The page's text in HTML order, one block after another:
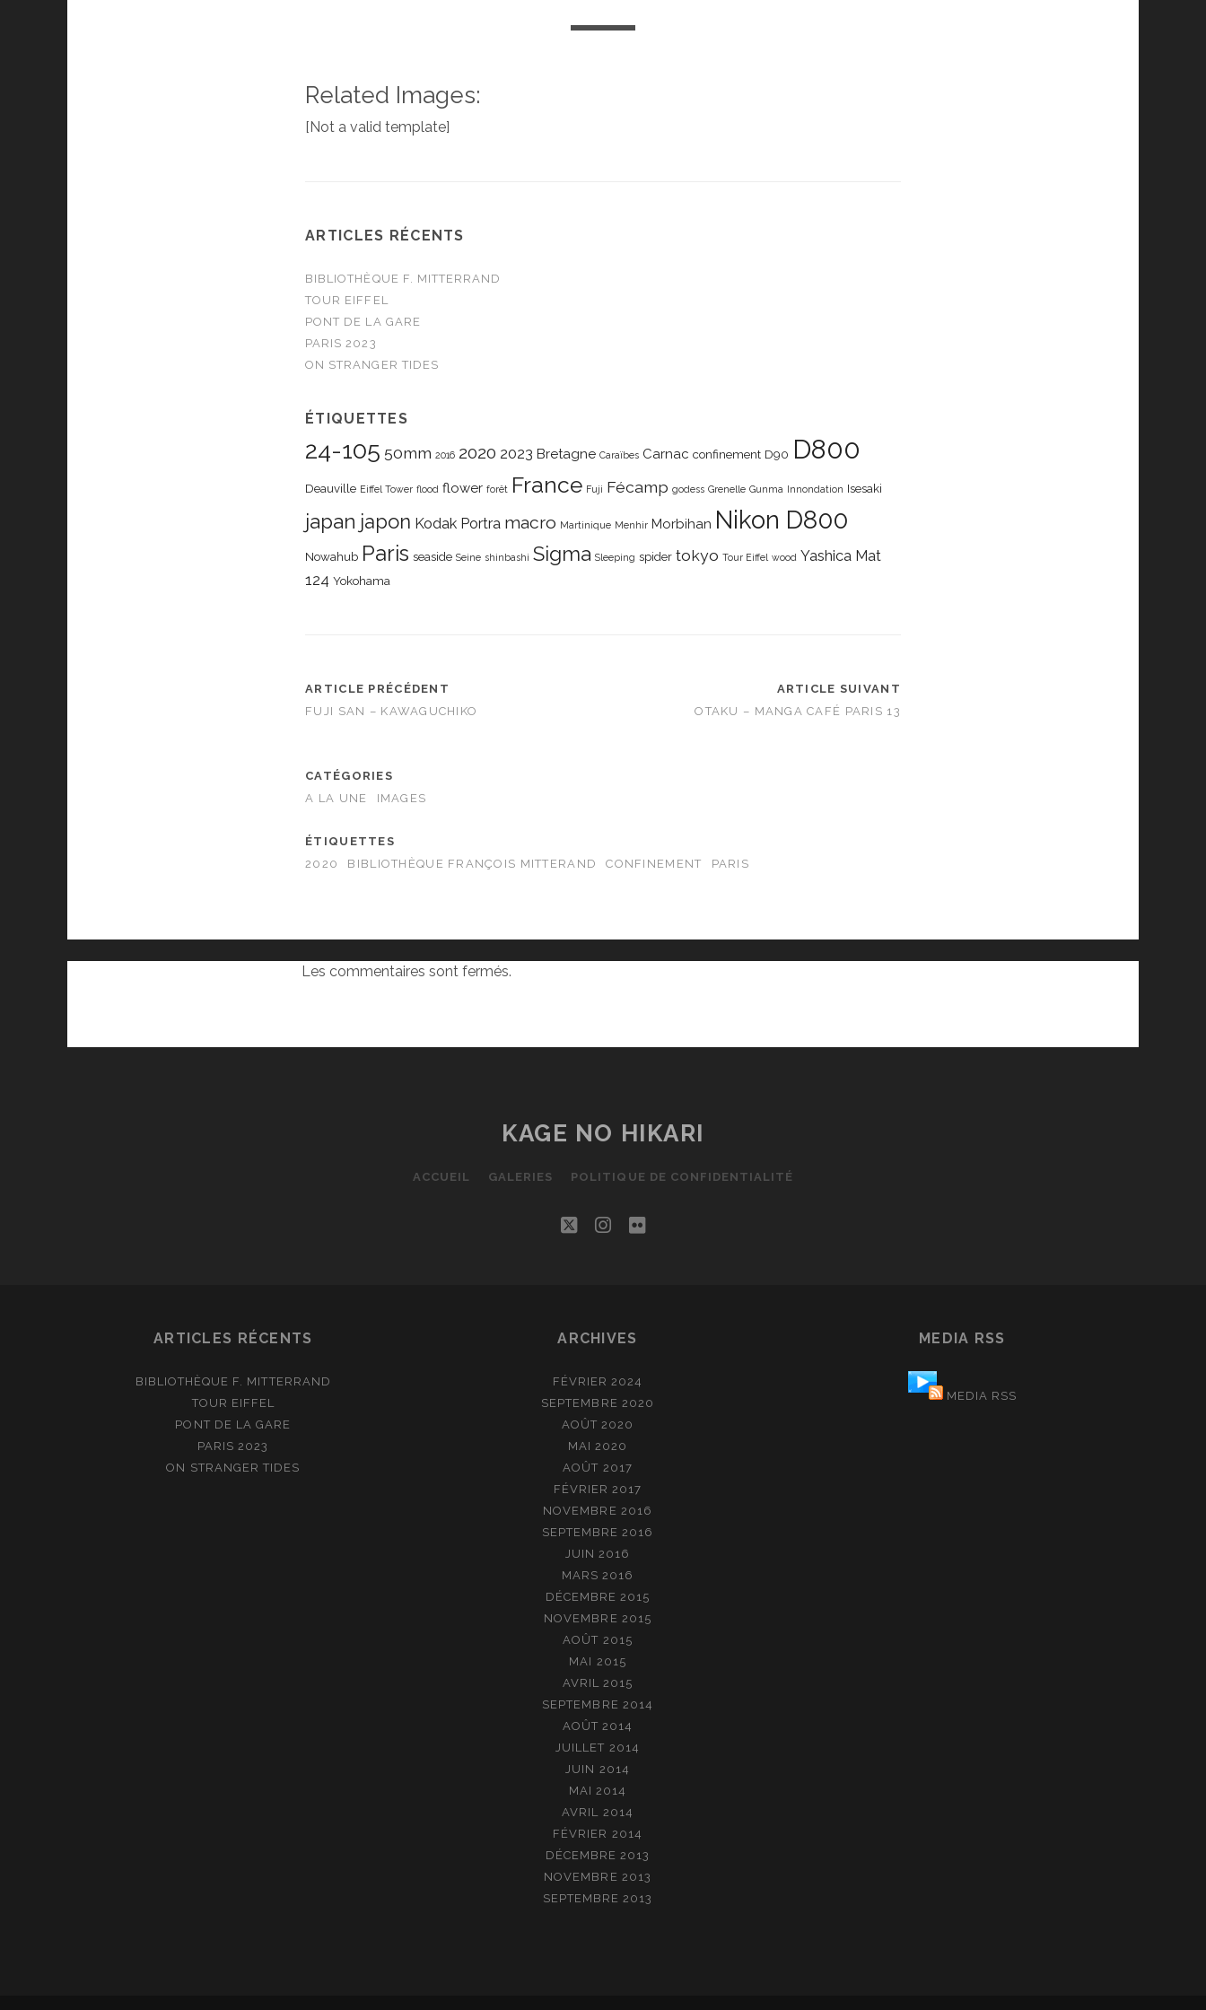
Related Images:
[Not a valid template]
ARTICLES RÉCENTS
BIBLIOTHÈQUE F. MITTERRAND
TOUR EIFFEL
PONT DE LA GARE
PARIS 2023
ON STRANGER TIDES
ÉTIQUETTES
24-105 50mm 2016 2020 2023 Bretagne Caraïbes Carnac confinement D90 D800
Deauville Eiffel Tower flood flower forêt France Fuji Fécamp godess Grenelle Gunma Innondation Isesaki
japan japon Kodak Portra macro Martinique Menhir Morbihan Nikon D800
Nowahub Paris seaside Seine shinbashi Sigma Sleeping spider tokyo Tour Eiffel wood Yashica Mat
124 Yokohama
ARTICLE PRÉCÉDENT
FUJI SAN – KAWAGUCHIKO
ARTICLE SUIVANT
OTAKU – MANGA CAFÉ PARIS 13
CATÉGORIES
A LA UNE
IMAGES
ÉTIQUETTES
2020
BIBLIOTHÈQUE FRANÇOIS MITTERAND CONFINEMENT PARIS
Les commentaires sont fermés.
KAGE NO HIKARI
ACCUEIL GALERIES POLITIQUE DE CONFIDENTIALITÉ
twitterinstagram
flickr
ARTICLES RÉCENTS
BIBLIOTHÈQUE F. MITTERRAND
TOUR EIFFEL
PONT DE LA GARE
PARIS 2023
ON STRANGER TIDES
ARCHIVES
FÉVRIER 2024
SEPTEMBRE 2020
AOÛT 2020
MAI 2020
AOÛT 2017
FÉVRIER 2017
NOVEMBRE 2016
SEPTEMBRE 2016
JUIN 2016
MARS 2016
DÉCEMBRE 2015
NOVEMBRE 2015
AOÛT 2015
MAI 2015
AVRIL 2015
SEPTEMBRE 2014
AOÛT 2014
JUILLET 2014
JUIN 2014
MAI 2014
AVRIL 2014
FÉVRIER 2014
DÉCEMBRE 2013
NOVEMBRE 2013
SEPTEMBRE 2013
MEDIA RSS
MEDIA RSS